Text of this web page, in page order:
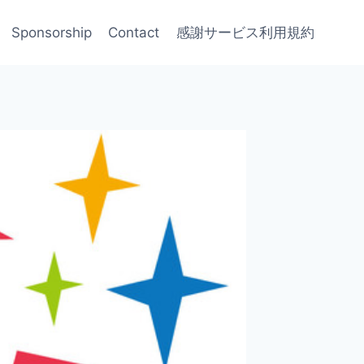
Sponsorship Contact 感謝サービス利用規約